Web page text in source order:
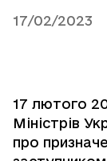
17/02/2023
17 лютого
Міністрів
про